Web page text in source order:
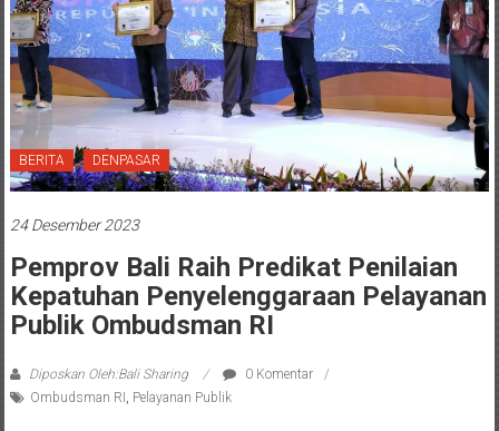
BERITA DENPASAR
24 Desember 2023
Pemprov Bali Raih Predikat Penilaian
Kepatuhan Penyelenggaraan Pelayanan
Publik Ombudsman RI
Diposkan Oleh:Bali Sharing
0 Komentar
Ombudsman RI Pelayanan Publik